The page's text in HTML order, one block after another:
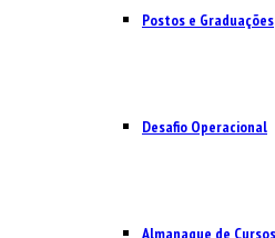
Postos e Graduações
Desafio Operacional
Almanaque de Cursos